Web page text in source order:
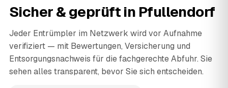
Sicher & geprüft in Pfullendorf
Jeder Entrümpler im Netzwerk wird vor Aufnahme
verifiziert — mit Bewertungen, Versicherung und
Entsorgungsnachweis für die fachgerechte Abfuhr. Sie
sehen alles transparent, bevor Sie sich entscheiden.